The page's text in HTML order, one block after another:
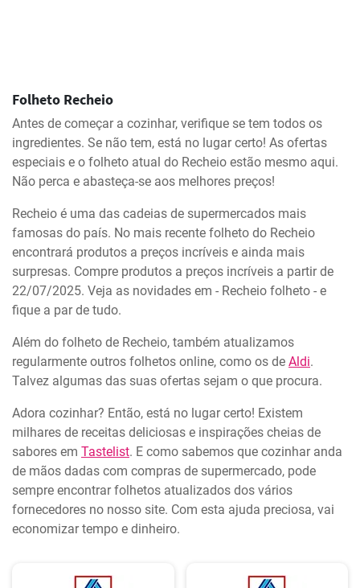
Folheto Recheio
Antes de começar a cozinhar, verifique se tem todos os
ingredientes. Se não tem, está no lugar certo! As ofertas
especiais e o folheto atual do Recheio estão mesmo aqui.
Não perca e abasteça-se aos melhores preços!
Recheio é uma das cadeias de supermercados mais
famosas do país. No mais recente folheto do Recheio
encontrará produtos a preços incríveis e ainda mais
surpresas. Compre produtos a preços incríveis a partir de
22/07/2025. Veja as novidades em - Recheio folheto - e
fique a par de tudo.
Além do folheto de Recheio, também atualizamos
regularmente outros folhetos online, como os de Aldi.
Talvez algumas das suas ofertas sejam o que procura.
Adora cozinhar? Então, está no lugar certo! Existem
milhares de receitas deliciosas e inspirações cheias de
sabores em Tastelist. E como sabemos que cozinhar anda
de mãos dadas com compras de supermercado, pode
sempre encontrar folhetos atualizados dos vários
fornecedores no nosso site. Com esta ajuda preciosa, vai
economizar tempo e dinheiro.